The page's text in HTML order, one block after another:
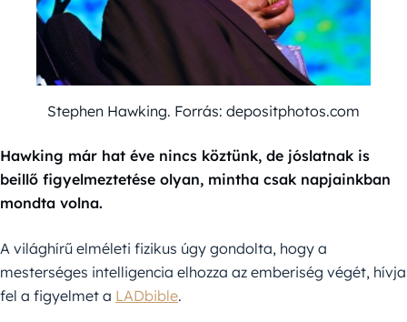
Stephen Hawking. Forrás: depositphotos.com
Hawking már hat éve nincs köztünk, de jóslatnak is
beillő figyelmeztetése olyan, mintha csak napjainkban
mondta volna.
A világhírű elméleti fizikus úgy gondolta, hogy a
mesterséges intelligencia elhozza az emberiség végét, hívja
fel a figyelmet a LADbible.